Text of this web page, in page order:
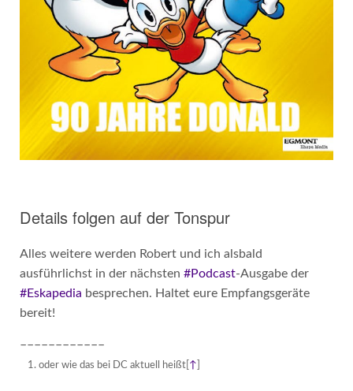
Details folgen auf der Tonspur
Alles weitere werden Robert und ich alsbald
ausführlichst in der nächsten #Podcast-Ausgabe der
#Eskapedia besprechen. Haltet eure Empfangsgeräte
bereit!
––––––––––––
oder wie das bei DC aktuell heißt[ ↑